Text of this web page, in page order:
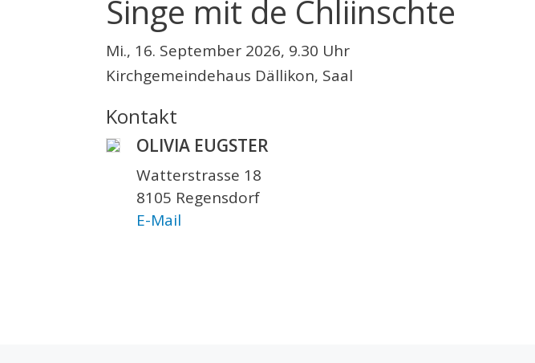
Singe mit de Chliinschte
Mi., 16. September 2026, 9.30 Uhr
Kirchgemeindehaus Dällikon, Saal
Kontakt
OLIVIA EUGSTER
Watterstrasse 18
8105 Regensdorf
E-Mail